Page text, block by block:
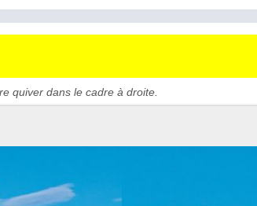
quiver dans le cadre à droite.